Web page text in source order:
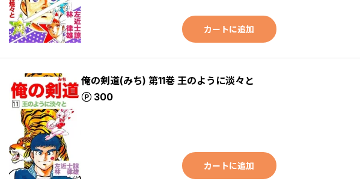
カートに追加
俺の剣道(みち) 第11巻 王のように淡々と
300
ポイント
カートに追加